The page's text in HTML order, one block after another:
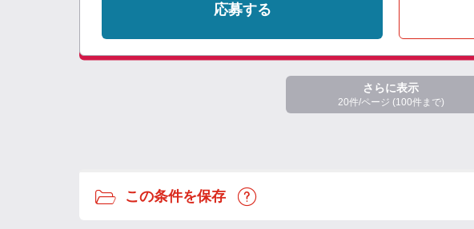
応募する
さらに表示
20件/ページ (100件まで)
この条件を保存